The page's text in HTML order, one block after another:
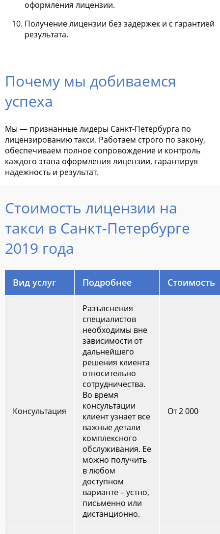
оформления лицензии.
Получение лицензии без задержек и с гарантией
результата.
Почему мы добиваемся
успеха
Мы — признанные лидеры Санкт-Петербурга по
лицензированию такси. Работаем строго по закону,
обеспечиваем полное сопровождение и контроль
каждого этапа оформления лицензии, гарантируя
надежность и результат.
Стоимость лицензии на
такси в Санкт-Петербурге
2019 года
Вид услуг Подробнее Стоимость
Консультация
Разъяснения
специалистов
необходимы вне
зависимости от
дальнейшего
решения клиента
относительно
сотрудничества.
Во время
консультации
клиент узнает все
важные детали
комплексного
обслуживания. Ее
можно получить
в любом
доступном
варианте – устно,
письменно или
дистанционно.
От 2 000